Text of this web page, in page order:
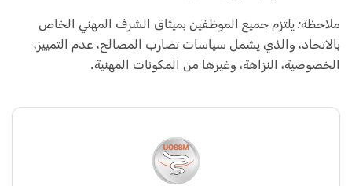
ملاحظة: يلتزم جميع الموظفين بميثاق الشرف المهني الخاص
بالاتحاد، والذي يشمل سياسات تضارب المصالح، عدم التمييز،
الخصوصية، النزاهة، وغيرها من المكونات المهنية.